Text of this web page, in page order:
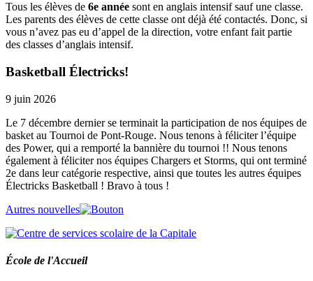
Tous les élèves de 6e année sont en anglais intensif sauf une classe.
Les parents des élèves de cette classe ont déjà été contactés. Donc, si
vous n’avez pas eu d’appel de la direction, votre enfant fait partie
des classes d’anglais intensif.
Basketball Électricks!
9 juin 2026
Le 7 décembre dernier se terminait la participation de nos équipes de
basket au Tournoi de Pont-Rouge. Nous tenons à féliciter l’équipe
des Power, qui a remporté la bannière du tournoi !! Nous tenons
également à féliciter nos équipes Chargers et Storms, qui ont terminé
2e dans leur catégorie respective, ainsi que toutes les autres équipes
Électricks Basketball ! Bravo à tous !
Autres nouvelles
École de l'Accueil